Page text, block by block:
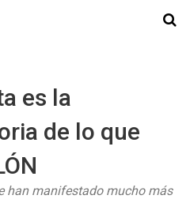
es la
de lo que
han manifestado mucho más